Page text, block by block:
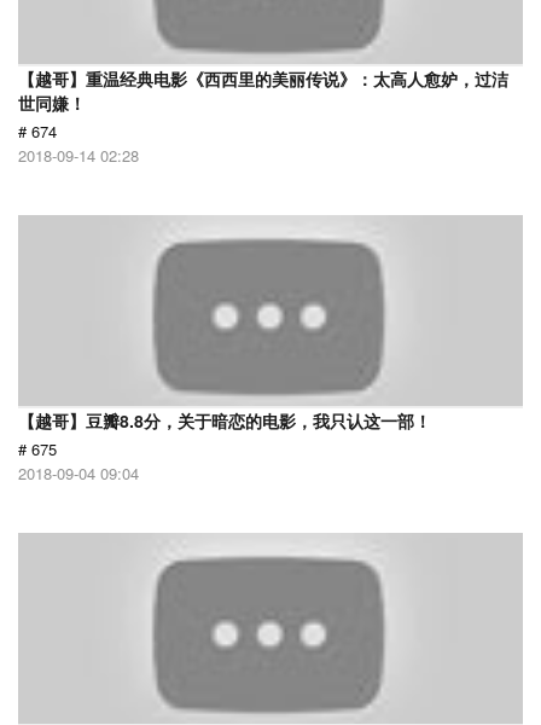
【越哥】重温经典电影《西西里的美丽传说》：太高人愈妒，过洁
世同嫌！
# 674
2018-09-14 02:28
【越哥】豆瓣8.8分，关于暗恋的电影，我只认这一部！
# 675
2018-09-04 09:04